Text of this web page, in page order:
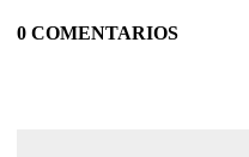
0 COMENTARIOS